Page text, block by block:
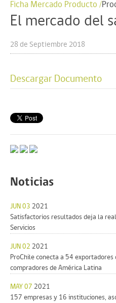
Ficha Mercado Producto /
El mercado del
28 de Septiembre 2018
Descargar Documento
Noticias
JUN 03 2021
Satisfactorios resultados deja la
Servicios
JUN 02 2021
ProChile conecta a 54
compradores de América Latina
MAY 07 2021
157 empresas y 16 instituciones,